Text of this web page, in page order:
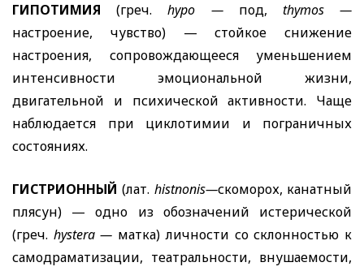
ГИПОТИМИЯ(греч.hypo — под, thymos—
настроение, чувство) — стойкое снижение
настроения, сопровождающееся уменьшением
интенсивности эмоциональной жизни,
двигательной и психической активности. Чаще
наблюдается при циклотимии и пограничных
состояниях.
ГИСТРИОННЫЙ(лат. histnonis—скоморох, канатный
плясун) — одно из обозначений истерической
(греч. hystera— матка) личности со склонностью к
самодраматизации, театральности, внушаемости,